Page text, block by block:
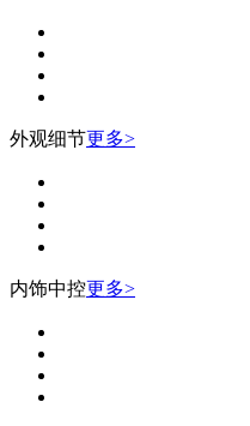
外观细节更多>
内饰中控更多>